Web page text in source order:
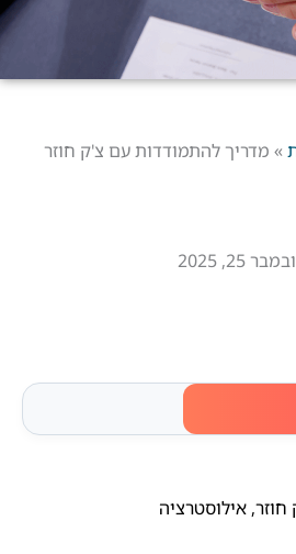
» מדריך להתמודדות עם צ'ק חוזר
25, 2025